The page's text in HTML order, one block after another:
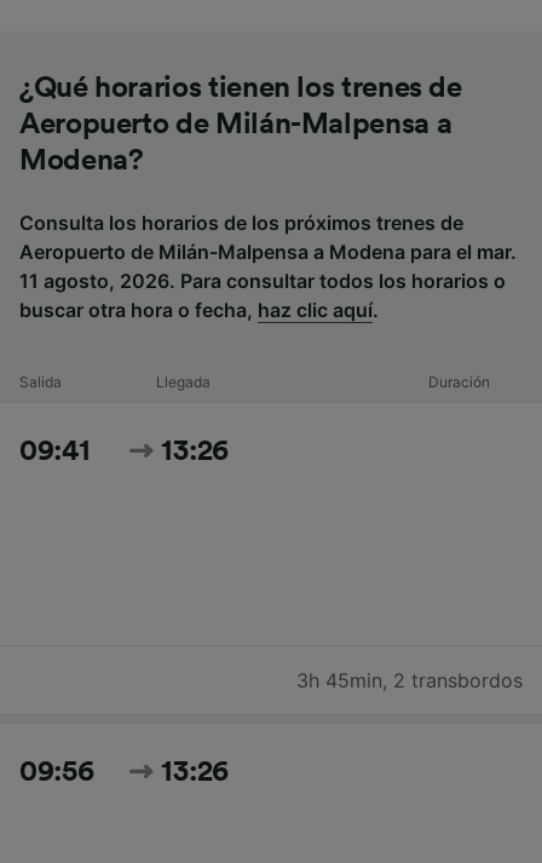
¿Qué horarios tienen los trenes de
Aeropuerto de Milán-Malpensa a
Modena?
Consulta los horarios de los próximos trenes de
Aeropuerto de Milán-Malpensa a Modena para el mar.
11 agosto, 2026. Para consultar todos los horarios o
buscar otra hora o fecha, haz clic aquí.
Salida Llegada Duración
09:41 13:26
3h 45min, 2 transbordos
09:56 13:26